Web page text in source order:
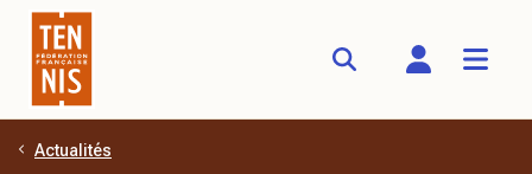
Aller au contenu principal
Actualités